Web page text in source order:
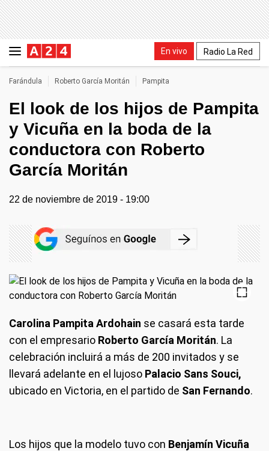
En vivo Radio La Red
Farándula Roberto García Moritán Pampita
El look de los hijos de Pampita
y Vicuña en la boda de la
conductora con Roberto
García Moritán
22 de noviembre de 2019 - 19:00
Carolina Pampita Ardohain se casará esta tarde
con el empresario Roberto García Moritán. La
celebración incluirá a más de 200 invitados y se
llevará adelante en el lujoso Palacio Sans Souci,
ubicado en Victoria, en el partido de San Fernando.
Los hijos que la modelo tuvo con Benjamín Vicuña